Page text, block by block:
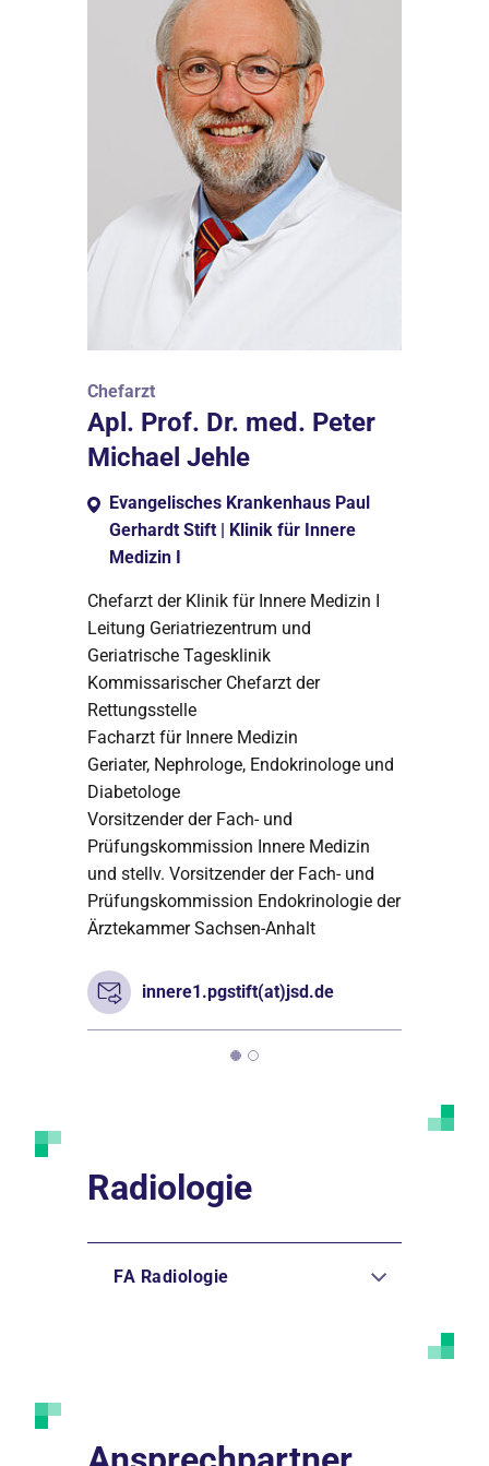
Chefarzt
Apl. Prof. Dr. med. Peter
Michael Jehle
Evangelisches Krankenhaus Paul
Gerhardt Stift | Klinik für Innere
Medizin I
Chefarzt der Klinik für Innere Medizin I
Leitung Geriatriezentrum und
Geriatrische Tagesklinik
Kommissarischer Chefarzt der
Rettungsstelle
Facharzt für Innere Medizin
Geriater, Nephrologe, Endokrinologe und
Diabetologe
Vorsitzender der Fach- und
Prüfungskommission Innere Medizin
und stellv. Vorsitzender der Fach- und
Prüfungskommission Endokrinologie der
Ärztekammer Sachsen-Anhalt
innere1.pgstift(at)jsd.de
Radiologie
FA Radiologie